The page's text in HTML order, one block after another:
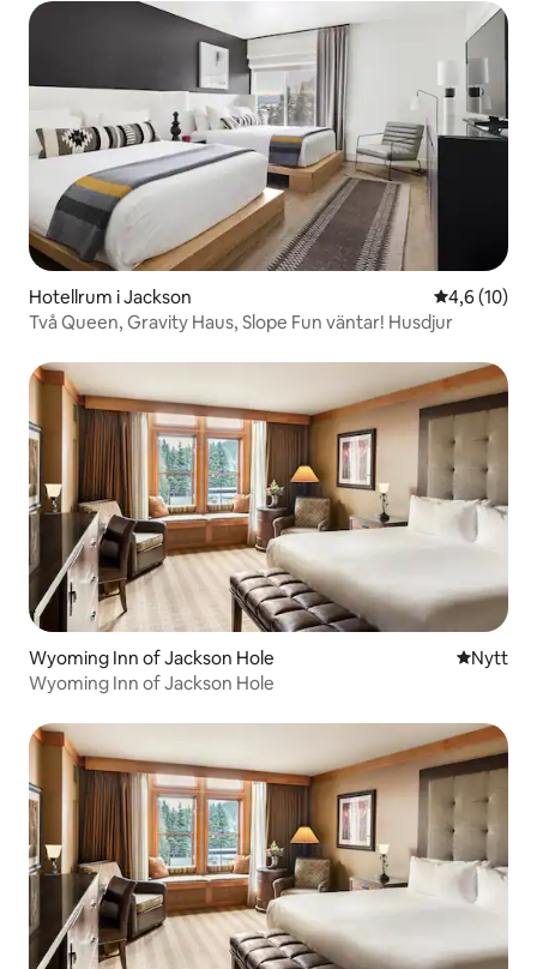
Hotellrum i Jackson 4,6 av 5 i
4,6 (10)
Två Queen, Gravity Haus, Slope Fun väntar! Husdjur
Wyoming Inn of Jackson Hole NyttNytt
Wyoming Inn of Jackson Hole